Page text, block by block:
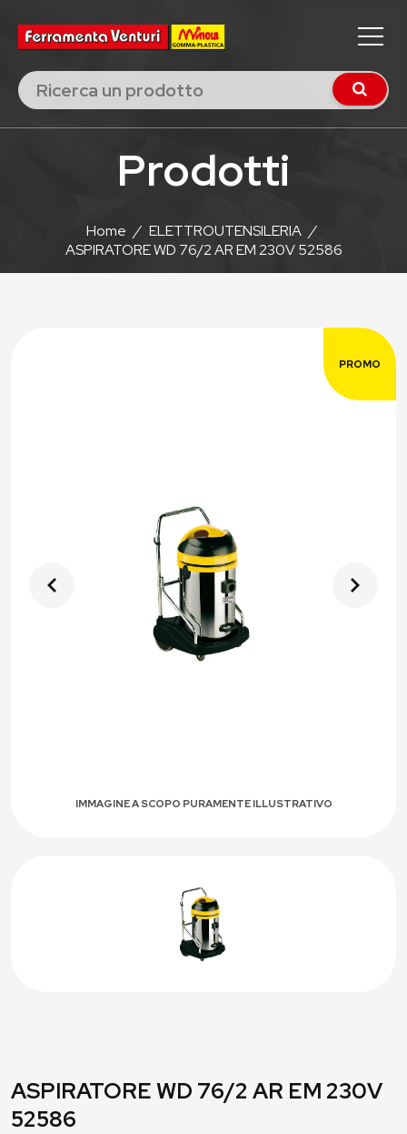
Prodotti
Home / ELETTROUTENSILERIA /
ASPIRATORE WD 76/2 AR EM 230V 52586
PROMO
IMMAGINE A SCOPO PURAMENTE ILLUSTRATIVO
ASPIRATORE WD 76/2 AR EM 230V
52586